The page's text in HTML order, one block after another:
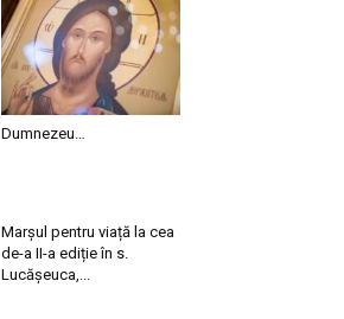
Dumnezeu…
Marșul pentru viață la cea
de-a II-a ediție în s.
Lucășeuca,...